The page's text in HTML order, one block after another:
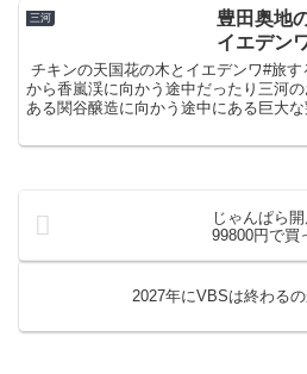
三河
豊田奥地
イエデン
￼ チキンの天国花の木とイエデンワ#旅
から香嵐渓に向かう途中だったり三河
ある関谷醸造に向かう途中にある巨大
じゃんぱら
99800円で買
2027年にVBSは終わる